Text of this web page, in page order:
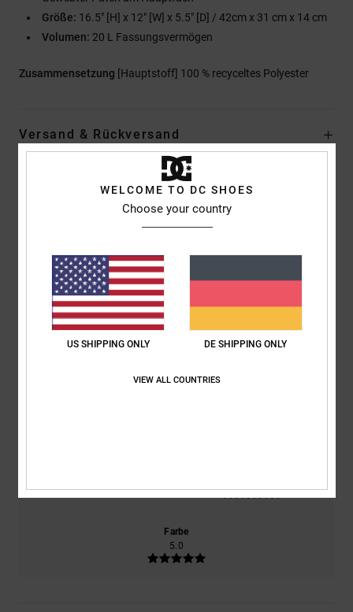
Größe: 16.5" [H] x 12" [W] x 5.5" [D] / 42cm x 31 cm x 14 cm
Volumen: 20 L Fassungsvermögen
Zusammensetzung [Hauptstoff] 100 % recyceltes Polyester
Versand & Rückversand
Kundenbewertungen
Durchschnittliche Bewertung
5.0
basierend auf1 verifizierten Bewertungenseit Juni 2026
Zu klein Zu groß
Farbe
5.0
WELCOME TO DC SHOES
Choose your country
US SHIPPING ONLY DE SHIPPING ONLY
VIEW ALL COUNTRIES